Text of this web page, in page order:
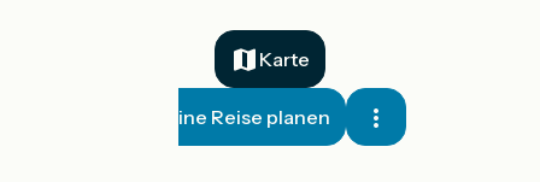
Karte
Meine Reise planen